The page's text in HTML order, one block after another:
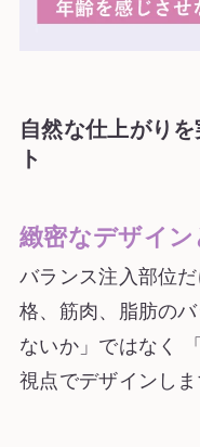
自然な仕上がり
ト
緻密なデザイ
バランス注入部位
格、筋肉、脂肪の
ないか」ではなく
視点でデザインしま